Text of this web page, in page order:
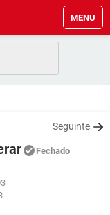
MENU
Seguinte
Fechado